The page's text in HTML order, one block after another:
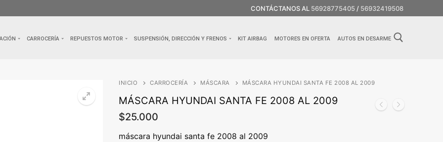
CONTÁCTANOS AL 56928775405 / 56932419508
CARROCERÍA REPUESTOS MOTOR SUSPENSIÓN, DIRECCIÓN Y FRENOS KIT AIRBAG MOTORES EN OFERTA AUTOS EN DESARME
INICIO CARROCERÍA MÁSCARA MÁSCARA HYUNDAI SANTA FE 2008 AL 2009
MÁSCARA HYUNDAI SANTA FE 2008 AL 2009
$25.000
máscara hyundai santa fe 2008 al 2009